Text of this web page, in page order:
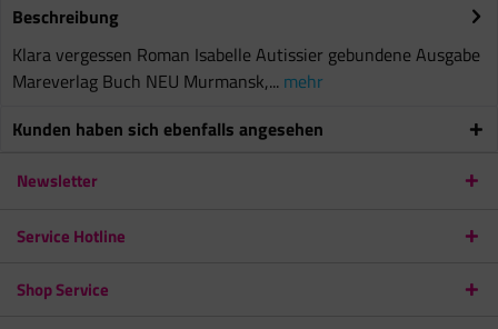
Beschreibung
Klara vergessen Roman Isabelle Autissier gebundene Ausgabe
Mareverlag Buch NEU Murmansk,... mehr
Kunden haben sich ebenfalls angesehen
Newsletter
Service Hotline
Shop Service